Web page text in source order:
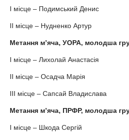
І місце – Подимський Денис
ІІ місце – Нудненко Артур
Метання м’яча, УОРА, молодша
І місце – Лихолай Анастасія
ІІ місце – Осадча Марія
ІІІ місце – Сапсай Владислава
Метання м’яча, ПРФР, молодша
І місце – Шкода Сергій